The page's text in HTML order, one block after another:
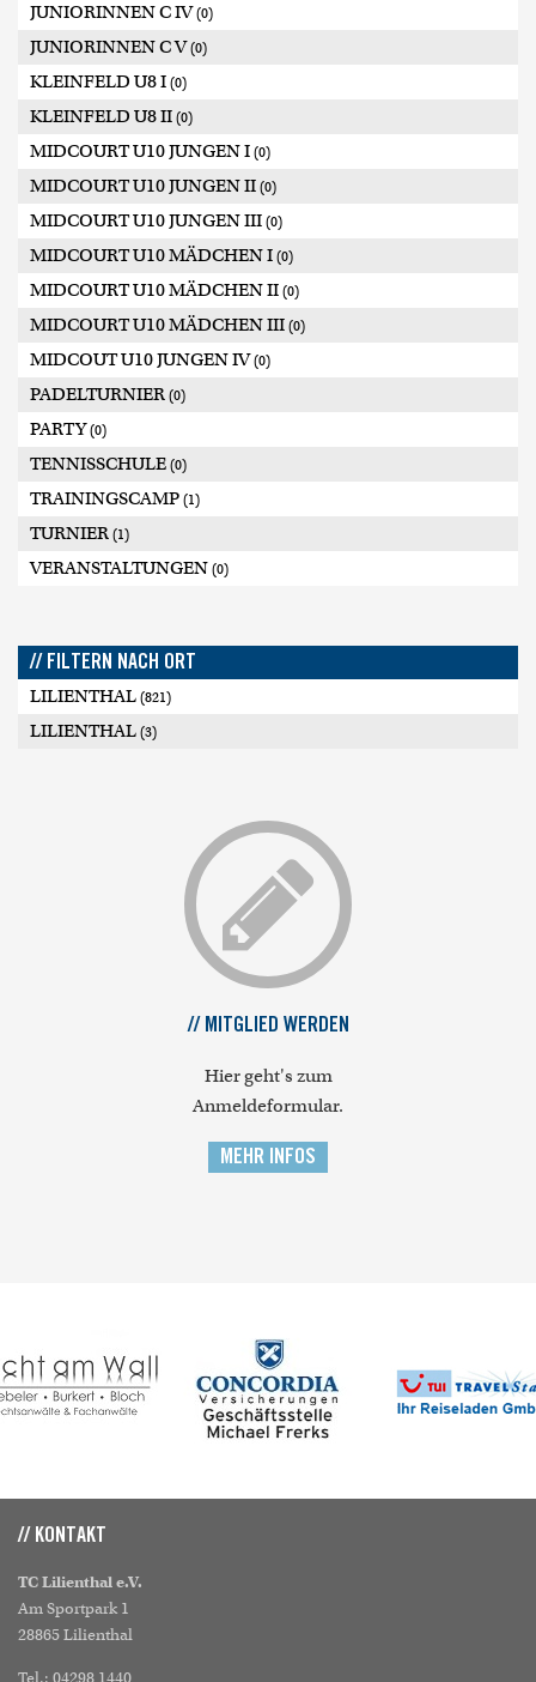
JUNIORINNEN C IV(0)
JUNIORINNEN C V(0)
KLEINFELD U8 I (0)
KLEINFELD U8 II (0)
MIDCOURT U10 JUNGEN I (0)
MIDCOURT U10 JUNGEN II (0)
MIDCOURT U10 JUNGEN III (0)
MIDCOURT U10 MÄDCHEN I (0)
MIDCOURT U10 MÄDCHEN II (0)
MIDCOURT U10 MÄDCHEN III (0)
MIDCOUT U10 JUNGEN IV(0)
PADELTURNIER (0)
PARTY(0)
TENNISSCHULE (0)
TRAININGSCAMP (1)
TURNIER (1)
VERANSTALTUNGEN (0)
// FILTERN NACH ORT
LILIENTHAL (821)
LILIENTHAL (3)
// MITGLIED WERDEN
Hier geht's zum
Anmeldeformular.
MEHR INFOS
// KONTAKT
TC Lilienthal e.V.
Am Sportpark 1
28865 Lilienthal